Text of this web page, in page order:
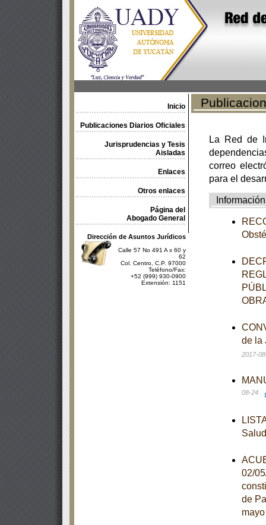
Inicio
Publicaciones Diarios Oficiales
Jurisprudencias y Tesis
Aisladas
Enlaces
Otros enlaces
Página del
Abogado General
Dirección de Asuntos Jurídicos
Calle 57 No 491 A x 60 y
62
Col. Centro, C.P. 97000
Teléfono/Fax:
+52 (999) 930-0900
Extensión: 1151
La Red de
correo
para el
Información
de la
2017-
08-24
02/
de